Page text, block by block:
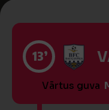
13’
Vārtus guva